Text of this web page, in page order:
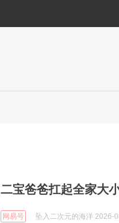
二宝爸爸扛起全家大
网易号 坠入二次元的海洋 2026-